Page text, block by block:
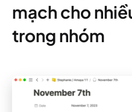
mạch cho
trong nhóm